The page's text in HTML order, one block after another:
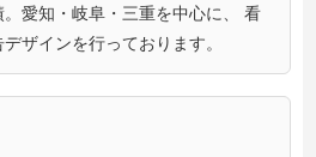
愛知・岐阜・三重を中心に、 看
ザインを行っております。